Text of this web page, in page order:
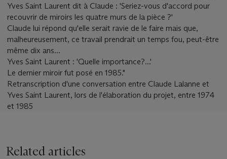
Yves Saint Laurent dit à Claude : 'Seriez-vous d'accord pour
recouvrir de miroirs les quatre murs de la pièce ?'
Claude lui répond qu'elle serait ravie de le faire mais que,
malheureusement, ce travail prendrait un temps fou, peut-être
même dix ans...
Yves Saint Laurent : 'Quelle importance?...'
Le dernier miroir fut posé en 1985."
Retranscription d'une conversation entre Claude Lalanne et
Yves Saint Laurent, lors de l'élaboration du projet, entre 1974
et 1985
Related articles